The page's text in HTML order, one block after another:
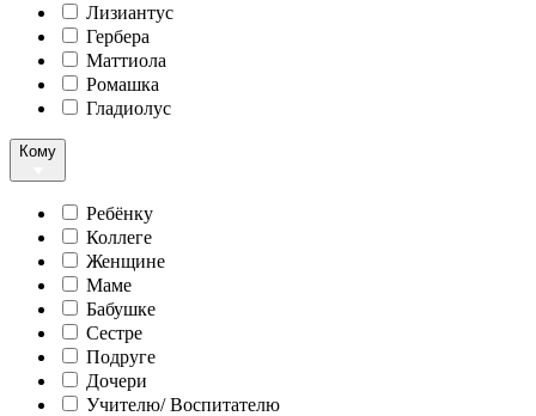
Лизиантус
Гербера
Маттиола
Ромашка
Гладиолус
Кому
Ребёнку
Коллеге
Женщине
Маме
Бабушке
Сестре
Подруге
Дочери
Учителю/ Воспитателю